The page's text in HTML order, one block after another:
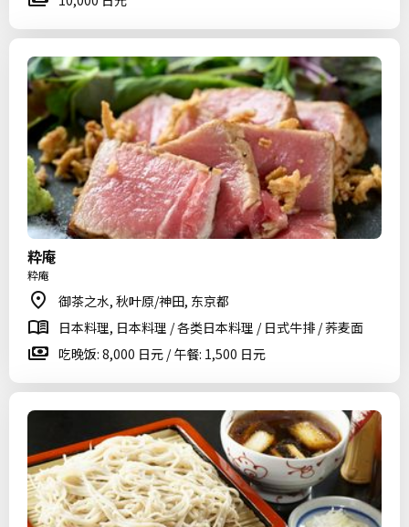
粋庵
粋庵
御茶之水, 秋叶原/神田, 东京都
日本料理, 日本料理 / 各类日本料理 / 日式牛排 / 荞麦面
吃晚饭: 8,000 日元 / 午餐: 1,500 日元